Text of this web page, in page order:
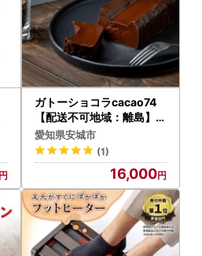
ガトーショコラcacao74
【配送不可地域：離島】【
1497511】
愛知県安城市
(1)
16,000